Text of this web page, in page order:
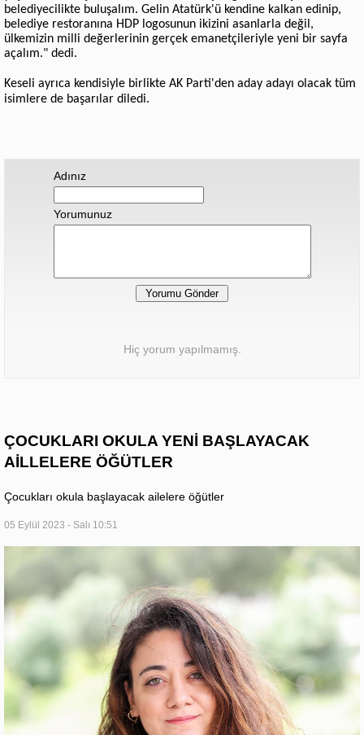
belediyecilikte buluşalım. Gelin Atatürk'ü kendine kalkan edinip,
belediye restoranına HDP logosunun ikizini asanlarla değil,
ülkemizin milli değerlerinin gerçek emanetçileriyle yeni bir sayfa
açalım." dedi.
Keseli ayrıca kendisiyle birlikte AK Parti'den aday adayı olacak tüm
isimlere de başarılar diledi.
Adınız
Yorumunuz
Hiç yorum yapılmamış.
ÇOCUKLARI OKULA YENİ BAŞLAYACAK
AİLLELERE ÖĞÜTLER
Çocukları okula başlayacak ailelere öğütler
05 Eylül 2023 - Salı 10:51